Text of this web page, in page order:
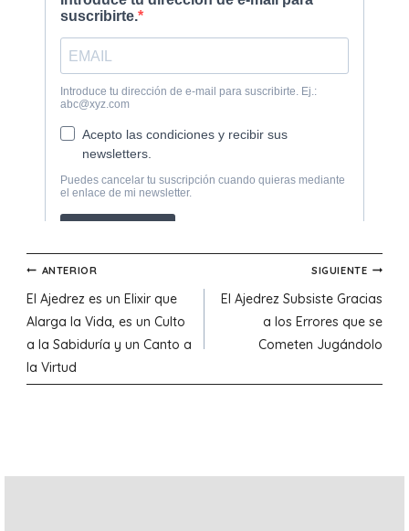
Navegación
de
entradas
ANTERIOR
El Ajedrez es un Elixir que
Alarga la Vida, es un Culto
a la Sabiduría y un Canto a
la Virtud
SIGUIENTE
El Ajedrez Subsiste Gracias
a los Errores que se
Cometen Jugándolo